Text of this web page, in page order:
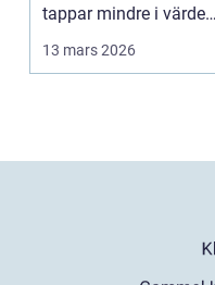
tappar mindre i värde.
Många bilägare v...
13 mars 2026